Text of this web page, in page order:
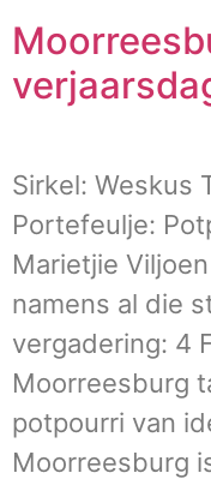
Sirkel: Weskus
Portefeulje:
Marietjie
namens al die
vergadering: 4
Moorreesburg
potpourri van
Moorreesburg